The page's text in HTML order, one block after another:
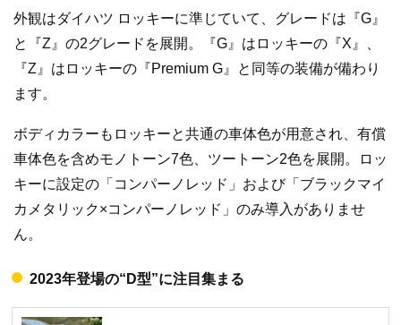
外観はダイハツ ロッキーに準じていて、グレードは『G』
と『Z』の2グレードを展開。『G』はロッキーの『X』、
『Z』はロッキーの『Premium G』と同等の装備が備わり
ます。
ボディカラーもロッキーと共通の車体色が用意され、有償
車体色を含めモノトーン7色、ツートーン2色を展開。ロッ
キーに設定の「コンパーノレッド」および「ブラックマイ
カメタリック×コンパーノレッド」のみ導入がありませ
ん。
2023年登場の“D型”に注目集まる